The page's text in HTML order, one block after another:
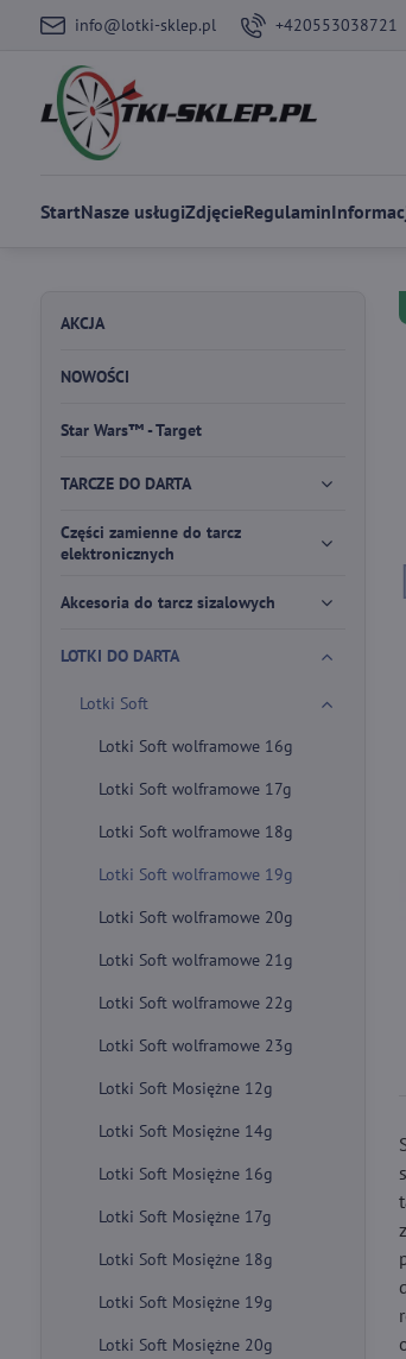
info@lotki-sklep.pl +420553038721
StartNasze usługiZdjęcieRegulamin
AKCJA
NOWOŚCI
Star Wars™ - Target
TARCZE DO DARTA
Części zamienne do tarcz
elektronicznych
Akcesoria do tarcz sizalowych
LOTKI DO DARTA
Lotki Soft
Lotki Soft wolframowe 16g
Lotki Soft wolframowe 17g
Lotki Soft wolframowe 18g
Lotki Soft wolframowe 19g
Lotki Soft wolframowe 20g
Lotki Soft wolframowe 21g
Lotki Soft wolframowe 22g
Lotki Soft wolframowe 23g
Lotki Soft Mosiężne 12g
Lotki Soft Mosiężne 14g
Lotki Soft Mosiężne 16g
Lotki Soft Mosiężne 17g
Lotki Soft Mosiężne 18g
Lotki Soft Mosiężne 19g
Lotki Soft Mosiężne 20g